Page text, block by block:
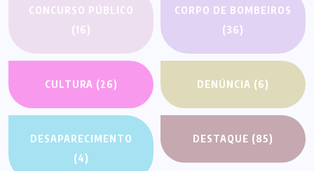
CONCURSO PÚBLICO
(16)
CORPO DE BOMBEIROS
(36)
CULTURA (26) DENÚNCIA (6)
DESAPARECIMENTO
(4)
DESTAQUE (85)